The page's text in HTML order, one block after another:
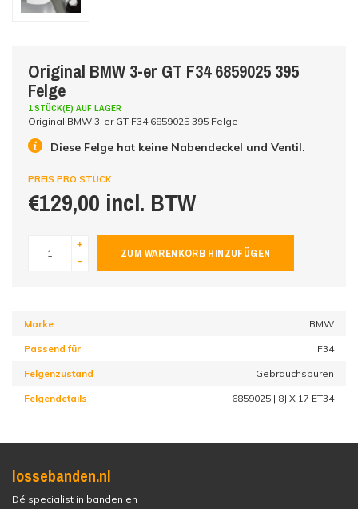
Original BMW 3-er GT F34 6859025 395
Felge
1 STÜCK(E) AUF LAGER
Original BMW 3-er GT F34 6859025 395 Felge
Diese Felge hat keine Nabendeckel und Ventil.
PREIS PRO STÜCK
€129,00 incl. BTW
+
-
ZUM WARENKORB HINZUFÜGEN
Marke BMW
Passend für F34
Felgenzustand Gebrauchspuren
Felgendetails 6859025 | 8J X 17 ET34
lossebanden.nl
Dé specialist in banden en